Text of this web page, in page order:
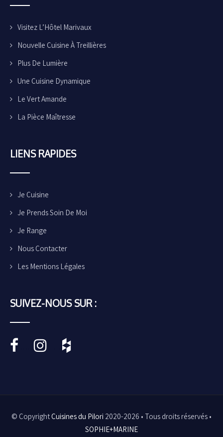
Visitez L’Hôtel Marivaux
Nouvelle Cuisine À Treillières
Plus De Lumière
Une Cuisine Dynamique
Le Vert Amande
La Pièce Maîtresse
LIENS RAPIDES
Je Cuisine
Je Prends Soin De Moi
Je Range
Nous Contacter
Les Mentions Légales
SUIVEZ-NOUS SUR :
© CopyrightCuisines du Pilori 2020-2026 • Tous droits réservés •
SOPHIE+MARINE